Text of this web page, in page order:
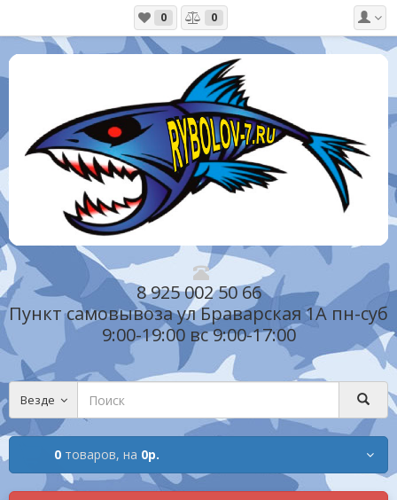
0 0
8 925 002 50 66
Пункт самовывоза ул Браварская 1А пн-суб
9:00-19:00 вс 9:00-17:00
Везде
0 товаров, на 0р.